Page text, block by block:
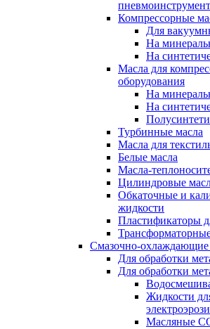
Компрессорные
Для
На
На
Масла для
оборудования
На
На
Турбинные масла
Масла для
Белые масла
Масла-
Цилиндровые
Обкаточные и
жидкости
Пластификаторы
Смазочно-охлаждающие
Для обработки
Для обработки
Жидкости
Масляные